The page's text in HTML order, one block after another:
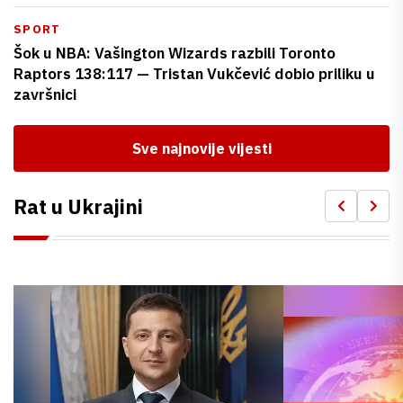
SPORT
Šok u NBA: Vašington Wizards razbili Toronto
Raptors 138:117 — Tristan Vukčević dobio priliku u
završnici
Sve najnovije vijesti
Rat u Ukrajini